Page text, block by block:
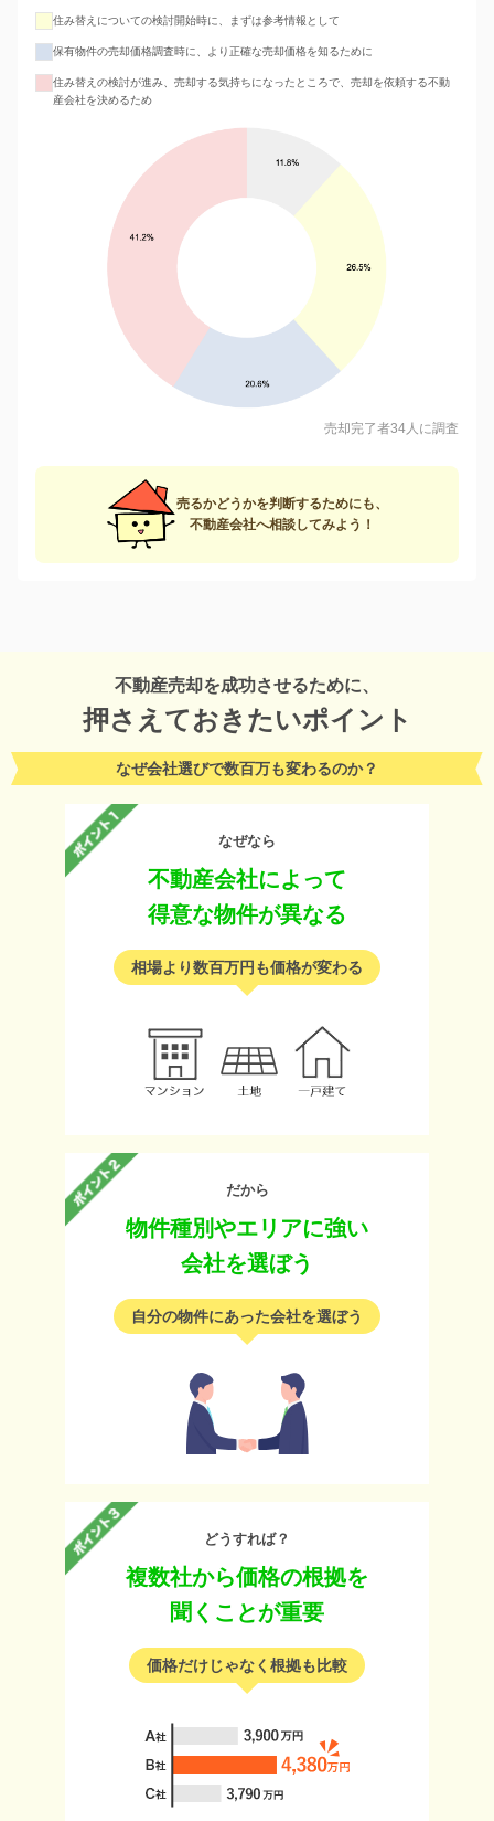
住み替えについての検討開始時に、まずは参考情報として
保有物件の売却価格調査時に、より正確な売却価格を知るために
住み替えの検討が進み、売却する気持ちになったところで、売却を依頼する不動
産会社を決めるため
売却完了者34人に調査
売るかどうかを判断するためにも、
不動産会社へ相談してみよう！
不動産売却を成功させるために、
押さえておきたいポイント
なぜ会社選びで数百万も変わるのか？
なぜなら
不動産会社によって
得意な物件が異なる
相場より数百万円も価格が変わる
だから
物件種別やエリアに強い
会社を選ぼう
自分の物件にあった会社を選ぼう
どうすれば？
複数社から価格の根拠を
聞くことが重要
価格だけじゃなく根拠も比較